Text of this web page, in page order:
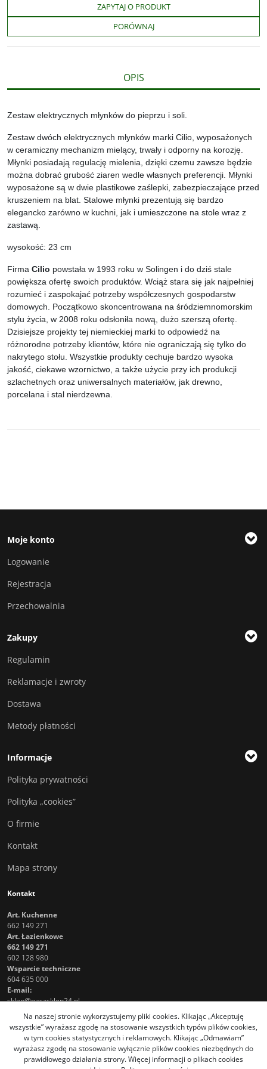
o
k
e
p
L
i
n
k
i
e
l
s
i
ZAPYTAJ O PRODUKT
PORÓWNAJ
OPIS
Zestaw elektrycznych młynków do pieprzu i soli.
Zestaw dwóch elektrycznych młynków marki Cilio, wyposażonych
w ceramiczny mechanizm mielący, trwały i odporny na korozję.
Młynki posiadają regulację mielenia, dzięki czemu zawsze będzie
można dobrać grubość ziaren wedle własnych preferencji. Młynki
wyposażone są w dwie plastikowe zaślepki, zabezpieczające przed
kruszeniem na blat. Stalowe młynki prezentują się bardzo
elegancko zarówno w kuchni, jak i umieszczone na stole wraz z
zastawą.
wysokość: 23 cm
Firma Cilio powstała w 1993 roku w Solingen i do dziś stale
powiększa ofertę swoich produktów. Wciąż stara się jak najpełniej
rozumieć i zaspokajać potrzeby współczesnych gospodarstw
domowych. Początkowo skoncentrowana na śródziemnomorskim
stylu życia, w 2008 roku odsłoniła nową, dużo szerszą ofertę.
Dzisiejsze projekty tej niemieckiej marki to odpowiedź na
różnorodne potrzeby klientów, które nie ograniczają się tylko do
nakrytego stołu. Wszystkie produkty cechuje bardzo wysoka
jakość, ciekawe wzornictwo, a także użycie przy ich produkcji
szlachetnych oraz uniwersalnych materiałów, jak drewno,
porcelana i stal nierdzewna.
Moje konto
Logowanie
Rejestracja
Przechowalnia
Zakupy
Regulamin
Reklamacje i zwroty
Dostawa
Metody płatności
Informacje
Polityka prywatności
Polityka „cookies”
O firmie
Kontakt
Mapa strony
Kontakt
Art. Kuchenne
662 149 271
Art. Łazienkowe
662 149 271
602 128 980
Wsparcie techniczne
604 635 000
E-mail:
sklep@naszsklep24.pl
InfoSerwis-oprogramowanie sklepu internetowego
Na naszej stronie wykorzystujemy pliki cookies. Klikając „Akceptuję
wszystkie” wyrażasz zgodę na stosowanie wszystkich typów plików cookies,
w tym cookies statystycznych i reklamowych. Klikając „Odmawiam”
wyrażasz zgodę na stosowanie wyłącznie plików cookies niezbędnych do
prawidłowego działania strony. Więcej informacji o plikach cookies